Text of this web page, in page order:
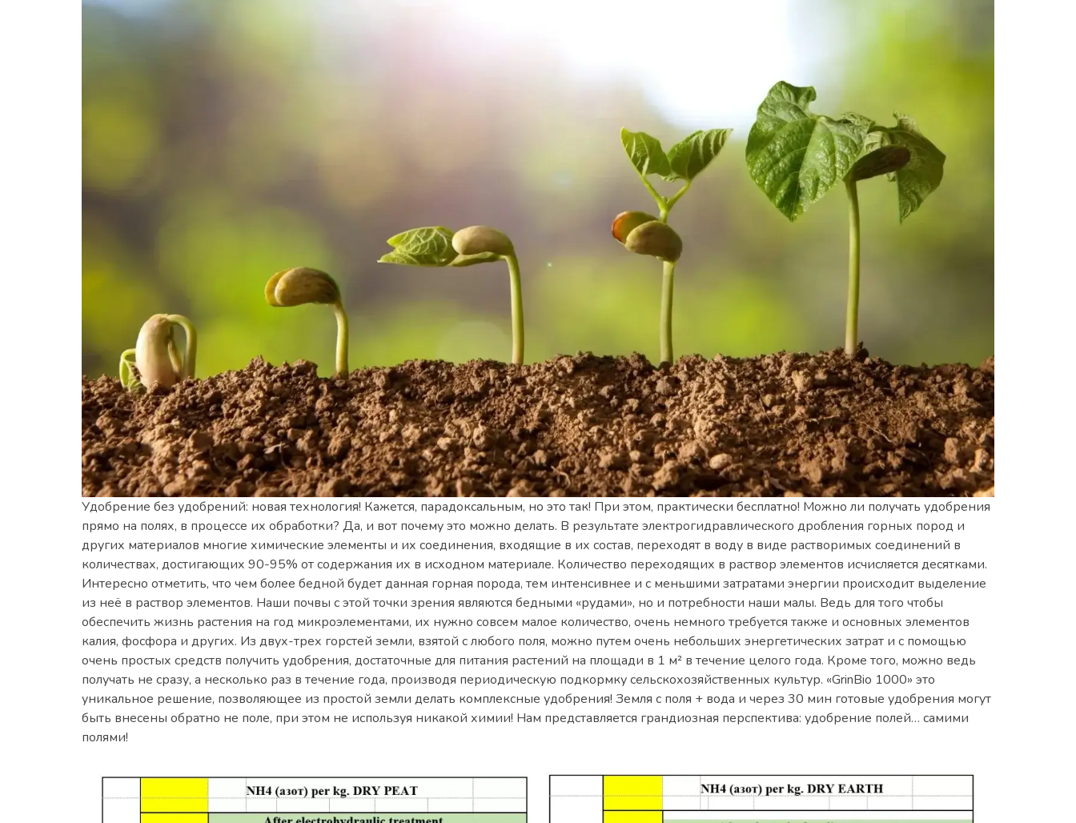
Удобрение без удобрений: новая технология! Кажется, парадоксальным, но это так! При этом, практически бесплатно! Можно ли получать удобрения
прямо на полях, в процессе их обработки? Да, и вот почему это можно делать. В результате электрогидравлического дробления горных пород и
других материалов многие химические элементы и их соединения, входящие в их состав, переходят в воду в виде растворимых соединений в
количествах, достигающих 90-95% от содержания их в исходном материале. Количество переходящих в раствор элементов исчисляется десятками.
Интересно отметить, что чем более бедной будет данная горная порода, тем интенсивнее и с меньшими затратами энергии происходит выделение
из неё в раствор элементов. Наши почвы с этой точки зрения являются бедными «рудами», но и потребности наши малы. Ведь для того чтобы
обеспечить жизнь растения на год микроэлементами, их нужно совсем малое количество, очень немного требуется также и основных элементов
калия, фосфора и других. Из двух-трех горстей земли, взятой с любого поля, можно путем очень небольших энергетических затрат и с помощью
очень простых средств получить удобрения, достаточные для питания растений на площади в 1 м² в течение целого года. Кроме того, можно ведь
получать не сразу, а несколько раз в течение года, производя периодическую подкормку сельскохозяйственных культур. «GrinBio 1000» это
уникальное решение, позволяющее из простой земли делать комплексные удобрения! Земля с поля + вода и через 30 мин готовые удобрения могут
быть внесены обратно не поле, при этом не используя никакой химии! Нам представляется грандиозная перспектива: удобрение полей… самими
полями!